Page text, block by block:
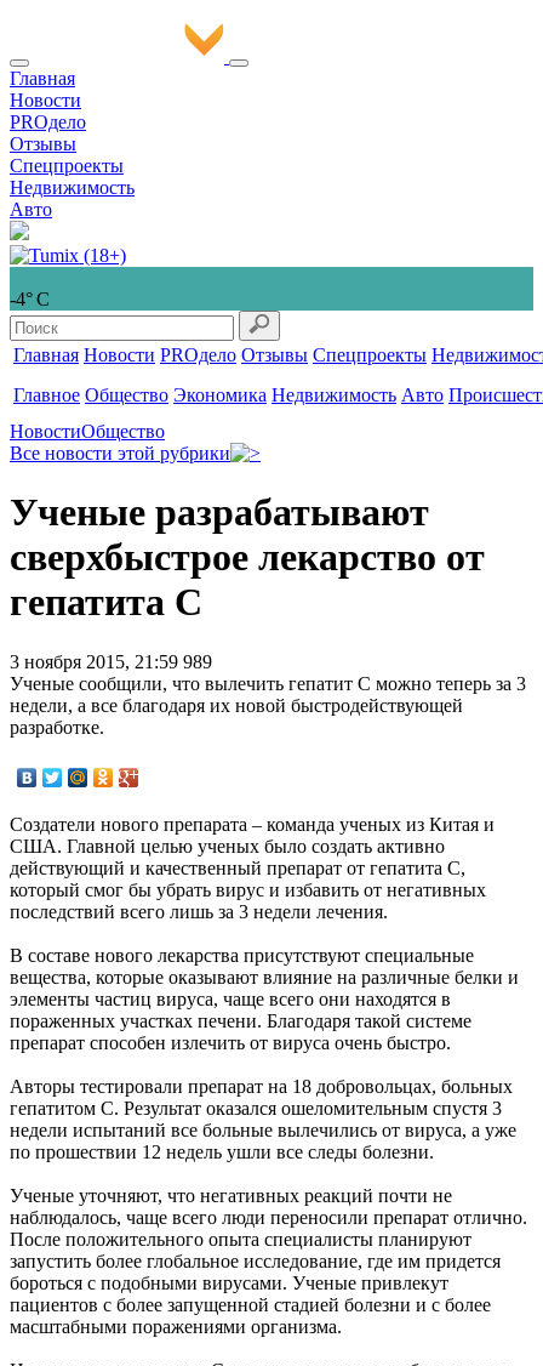
Главная
Новости
PROдело
Отзывы
Спецпроекты
Недвижимость
Авто
-4° С
Главная Новости PROдело Отзывы Спецпроекты
Главное Общество Экономика Недвижимость Авто
НовостиОбщество
Все новости этой рубрики
Ученые разрабатывают
сверхбыстрое лекарство от
гепатита С
3 ноября 2015, 21:59 989
Ученые сообщили, что вылечить гепатит С можно теперь за 3
недели, а все благодаря их новой быстродействующей
разработке.
Создатели нового препарата – команда ученых из Китая и
США. Главной целью ученых было создать активно
действующий и качественный препарат от гепатита С,
который смог бы убрать вирус и избавить от негативных
последствий всего лишь за 3 недели лечения.
В составе нового лекарства присутствуют специальные
вещества, которые оказывают влияние на различные белки и
элементы частиц вируса, чаще всего они находятся в
пораженных участках печени. Благодаря такой системе
препарат способен излечить от вируса очень быстро.
Авторы тестировали препарат на 18 добровольцах, больных
гепатитом С. Результат оказался ошеломительным спустя 3
недели испытаний все больные вылечились от вируса, а уже
по прошествии 12 недель ушли все следы болезни.
Ученые уточняют, что негативных реакций почти не
наблюдалось, чаще всего люди переносили препарат отлично.
После положительного опыта специалисты планируют
запустить более глобальное исследование, где им придется
бороться с подобными вирусами. Ученые привлекут
пациентов с более запущенной стадией болезни и с более
масштабными поражениями организма.